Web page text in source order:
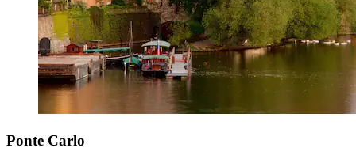
Ponte Carlo